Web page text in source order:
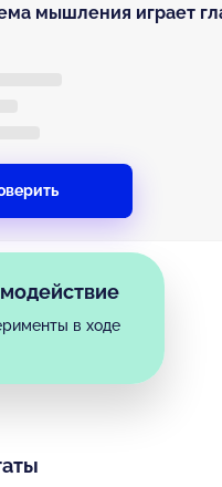
мышления играет
в ходе